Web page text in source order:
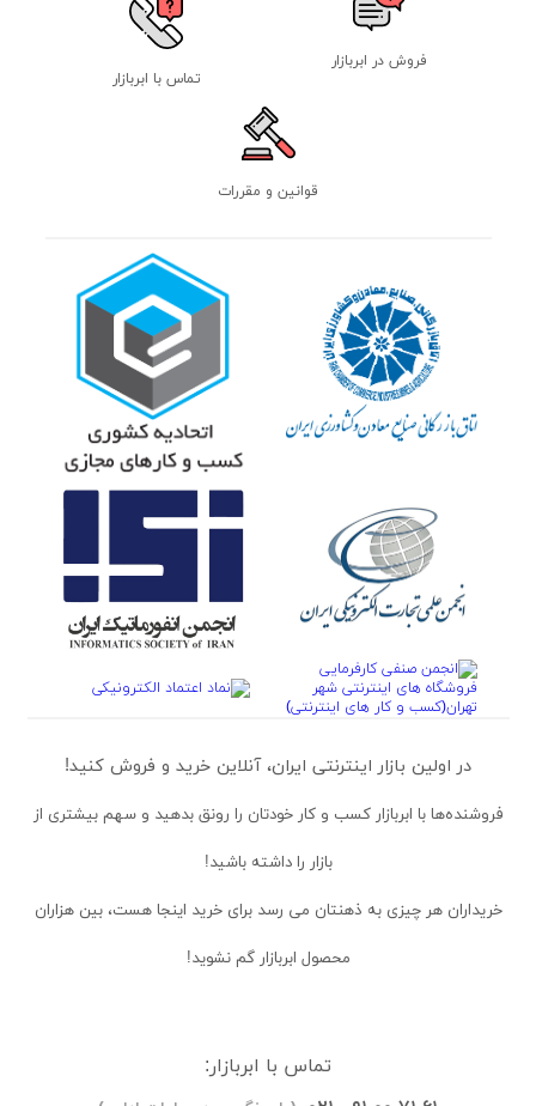
فروش در ابربازار
تماس با ابربازار
قوانین و مقررات
در اولین بازار اینترنتی ایران، آنلاین خرید و فروش کنید!
فروشنده‌ها با ابربازار کسب و کار خودتان را رونق بدهید و سهم بیشتری از
بازار را داشته باشید!
خریداران هر چیزی به ذهنتان می رسد برای خرید اینجا هست، بین هزاران
محصول ابربازار گم نشوید!
تماس با ابربازار: